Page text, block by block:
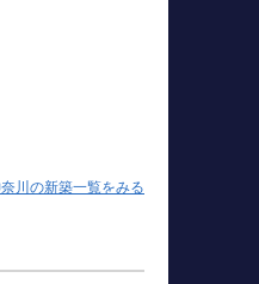
川の新築一覧をみる